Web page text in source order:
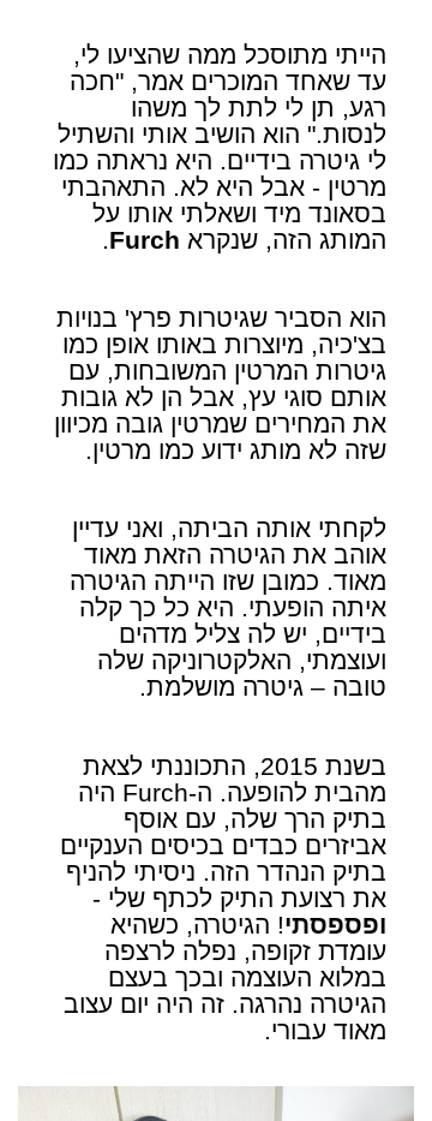
הייתי מתוסכל ממה שהציעו לי,
עד שאחד המוכרים אמר, "חכה
רגע, תן לי לתת לך משהו
לנסות." הוא הושיב אותי והשתיל
לי גיטרה בידיים. היא נראתה כמו
מרטין - אבל היא לא. התאהבתי
בסאונד מיד ושאלתי אותו על
המותג הזה, שנקרא Furch
.
הוא הסביר שגיטרות פרץ' בנויות
בצ'כיה, מיוצרות באותו אופן כמו
גיטרות המרטין המשובחות, עם
אותם סוגי עץ, אבל הן לא גובות
את המחירים שמרטין גובה מכיוון
שזה לא מותג ידוע כמו מרטין.
לקחתי אותה הביתה, ואני עדיין
אוהב את הגיטרה הזאת מאוד
מאוד. כמובן שזו הייתה הגיטרה
איתה הופעתי. היא כל כך קלה
בידיים, יש לה צליל מדהים
ועוצמתי, האלקטרוניקה שלה
טובה – גיטרה מושלמת.
בשנת 2015, התכוננתי לצאת
מהבית להופעה. ה-Furch היה
בתיק הרך שלה, עם אוסף
אביזרים כבדים בכיסים הענקיים
בתיק הנהדר הזה. ניסיתי להניף
את רצועת התיק לכתף שלי -
ופספסתי! הגיטרה, כשהיא
עומדת זקופה, נפלה לרצפה
במלוא העוצמה ובכך בעצם
הגיטרה נהרגה. זה היה יום עצוב
מאוד עבורי.